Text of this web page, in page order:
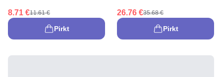
8.71 €11.61 €
Pirkt
26.76 €35.68 €
Pirkt